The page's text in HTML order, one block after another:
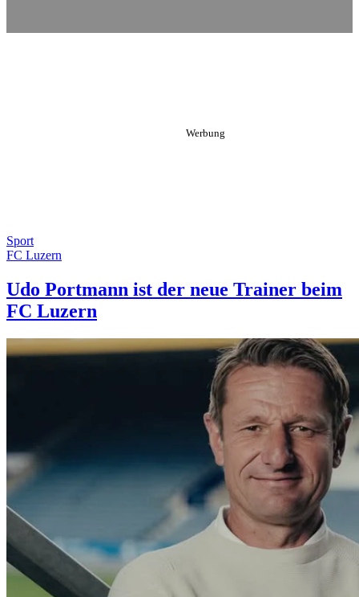
Sport
FC Luzern
Udo Portmann ist der neue Trainer beim
FC Luzern